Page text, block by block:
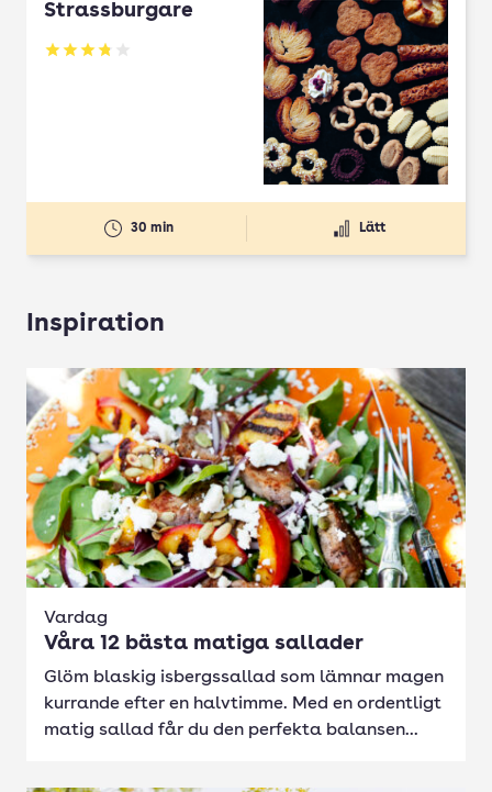
Strassburgare
Betyg: 3.78 av 5
30 min Lätt
Inspiration
Vardag
Våra 12 bästa matiga sallader
Glöm blaskig isbergssallad som lämnar magen
kurrande efter en halvtimme. Med en ordentligt
matig sallad får du den perfekta balansen...